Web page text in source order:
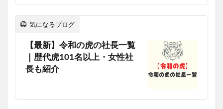
気になるブログ
【最新】令和の虎の社長一覧
｜歴代虎101名以上・女性社
長も紹介